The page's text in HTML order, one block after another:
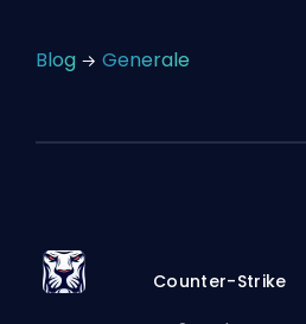
Blog Generale
Counter-Strike